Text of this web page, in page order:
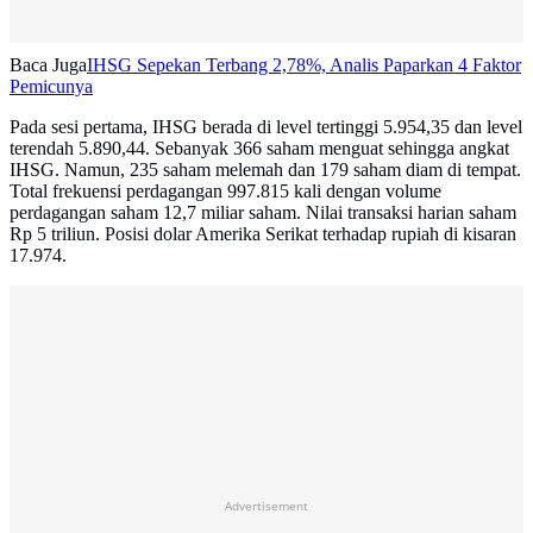
Baca JugaIHSG Sepekan Terbang 2,78%, Analis Paparkan 4 Faktor
Pemicunya
Pada sesi pertama, IHSG berada di level tertinggi 5.954,35 dan level
terendah 5.890,44. Sebanyak 366 saham menguat sehingga angkat
IHSG. Namun, 235 saham melemah dan 179 saham diam di tempat.
Total frekuensi perdagangan 997.815 kali dengan volume
perdagangan saham 12,7 miliar saham. Nilai transaksi harian saham
Rp 5 triliun. Posisi dolar Amerika Serikat terhadap rupiah di kisaran
17.974.
Advertisement